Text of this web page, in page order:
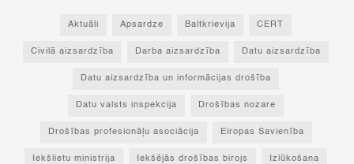
Aktuāli Apsardze Baltkrievija CERT
Civilā aizsardzība Darba aizsardzība Datu aizsardzība
Datu aizsardzība un informācijas drošība
Datu valsts inspekcija Drošības nozare
Drošības profesionāļu asociācija Eiropas Savienība
Iekšlietu ministrija Iekšējās drošības birojs Izlūkošana